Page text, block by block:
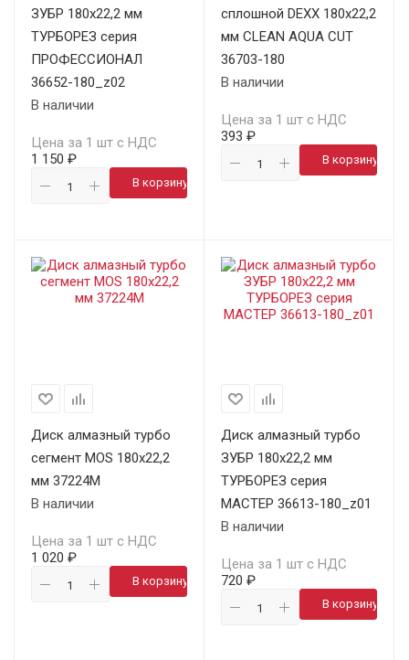
ЗУБР 180х22,2 мм
ТУРБОРЕЗ серия
ПРОФЕССИОНАЛ
36652-180_z02
В наличии
Цена за 1 шт с НДС
1 150 ₽
В корзину
сплошной DEXX 180х22,2
мм CLEAN AQUA CUT
36703-180
В наличии
Цена за 1 шт с НДС
393 ₽
В корзину
Диск алмазный турбо
сегмент MOS 180х22,2
мм 37224М
В наличии
Цена за 1 шт с НДС
1 020 ₽
В корзину
Диск алмазный турбо
ЗУБР 180х22,2 мм
ТУРБОРЕЗ серия
МАСТЕР 36613-180_z01
В наличии
Цена за 1 шт с НДС
720 ₽
В корзину